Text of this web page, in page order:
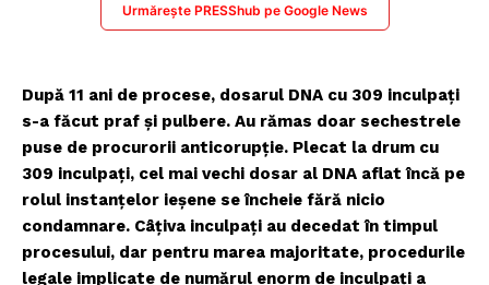
Urmărește PRESShub pe Google News
După 11 ani de procese, dosarul DNA cu 309 inculpați
s-a făcut praf și pulbere. Au rămas doar sechestrele
puse de procurorii anticorupție. Plecat la drum cu
309 inculpați, cel mai vechi dosar al DNA aflat încă pe
rolul instanțelor ieșene se încheie fără nicio
condamnare. Câțiva inculpați au decedat în timpul
procesului, dar pentru marea majoritate, procedurile
legale implicate de numărul enorm de inculpați a